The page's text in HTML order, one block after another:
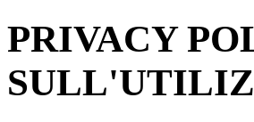
PRIVACY